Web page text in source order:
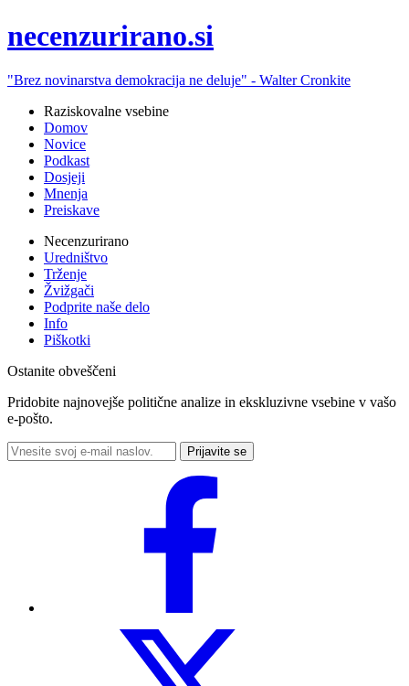
necenzurirano.si
"Brez novinarstva demokracija ne deluje" - Walter Cronkite
Raziskovalne vsebine
Domov
Novice
Podkast
Dosjeji
Mnenja
Preiskave
Necenzurirano
Uredništvo
Trženje
Žvižgači
Podprite naše delo
Info
Piškotki
Ostanite obveščeni
Pridobite najnovejše politične analize in ekskluzivne vsebine v vašo
e-pošto.
Prijavite se